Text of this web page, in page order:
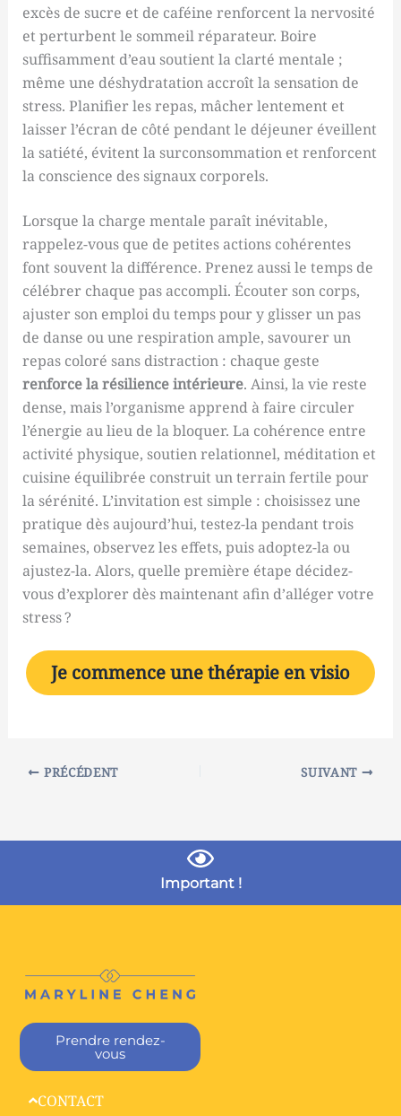
excès de sucre et de caféine renforcent la nervosité
et perturbent le sommeil réparateur. Boire
suffisamment d’eau soutient la clarté mentale ;
même une déshydratation accroît la sensation de
stress. Planifier les repas, mâcher lentement et
laisser l’écran de côté pendant le déjeuner éveillent
la satiété, évitent la surconsommation et renforcent
la conscience des signaux corporels.
Lorsque la charge mentale paraît inévitable,
rappelez-vous que de petites actions cohérentes
font souvent la différence. Prenez aussi le temps de
célébrer chaque pas accompli. Écouter son corps,
ajuster son emploi du temps pour y glisser un pas
de danse ou une respiration ample, savourer un
repas coloré sans distraction : chaque geste
renforce la résilience intérieure. Ainsi, la vie reste
dense, mais l’organisme apprend à faire circuler
l’énergie au lieu de la bloquer. La cohérence entre
activité physique, soutien relationnel, méditation et
cuisine équilibrée construit un terrain fertile pour
la sérénité. L’invitation est simple : choisissez une
pratique dès aujourd’hui, testez-la pendant trois
semaines, observez les effets, puis adoptez-la ou
ajustez-la. Alors, quelle première étape décidez-
vous d’explorer dès maintenant afin d’alléger votre
stress ?
Je commence une thérapie en visio
PRÉCÉDENT SUIVANT
Important !
Prendre rendez-
vous
CONTACT